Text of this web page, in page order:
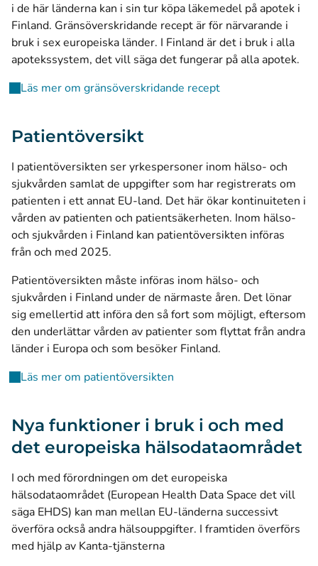
i de här länderna kan i sin tur köpa läkemedel på apotek i
Finland. Gränsöverskridande recept är för närvarande i
bruk i sex europeiska länder. I Finland är det i bruk i alla
apotekssystem, det vill säga det fungerar på alla apotek.
Läs mer om gränsöverskridande recept
Patientöversikt
I patientöversikten ser yrkespersoner inom hälso- och
sjukvården samlat de uppgifter som har registrerats om
patienten i ett annat EU-land. Det här ökar kontinuiteten i
vården av patienten och patientsäkerheten. Inom hälso-
och sjukvården i Finland kan patientöversikten införas
från och med 2025.
Patientöversikten måste införas inom hälso- och
sjukvården i Finland under de närmaste åren. Det lönar
sig emellertid att införa den så fort som möjligt, eftersom
den underlättar vården av patienter som flyttat från andra
länder i Europa och som besöker Finland.
Läs mer om patientöversikten
Nya funktioner i bruk i och med
det europeiska hälsodataområdet
I och med förordningen om det europeiska
hälsodataområdet (European Health Data Space det vill
säga EHDS) kan man mellan EU-länderna successivt
överföra också andra hälsouppgifter. I framtiden överförs
med hjälp av Kanta-tjänsterna